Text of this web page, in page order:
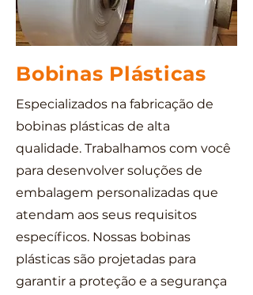
Bobinas Plásticas
Especializados na fabricação de
bobinas plásticas de alta
qualidade. Trabalhamos com você
para desenvolver soluções de
embalagem personalizadas que
atendam aos seus requisitos
específicos. Nossas bobinas
plásticas são projetadas para
garantir a proteção e a segurança